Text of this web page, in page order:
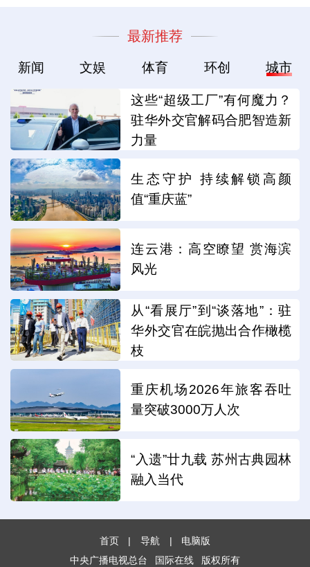
最新推荐
新闻 文娱 体育 环创 城市
这些“超级工厂”有何魔力？
驻华外交官解码合肥智造新
力量
生态守护 持续解锁高颜
值“重庆蓝”
连云港：高空瞭望 赏海滨
风光
从“看展厅”到“谈落地”：驻
华外交官在皖抛出合作橄榄
枝
重庆机场2026年旅客吞吐
量突破3000万人次
“入遗”廿九载 苏州古典园林
融入当代
首页 | 导航 |
电脑版
中央广播电视总台
国际在线 版权所有